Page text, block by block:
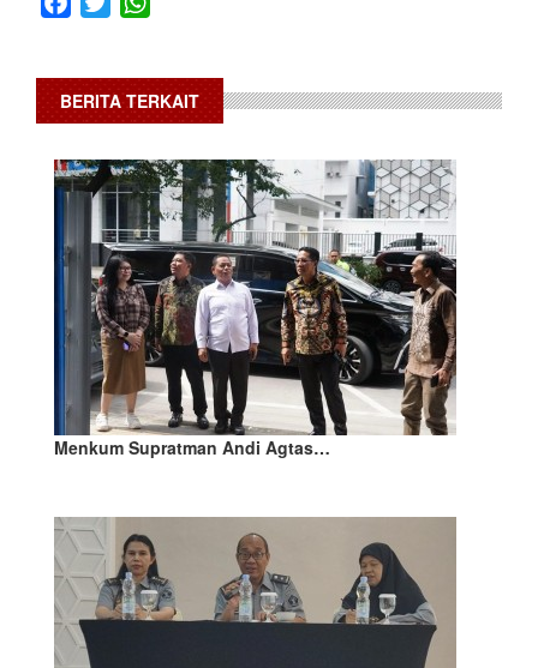
BERITA TERKAIT
Menkum Supratman Andi Agtas…